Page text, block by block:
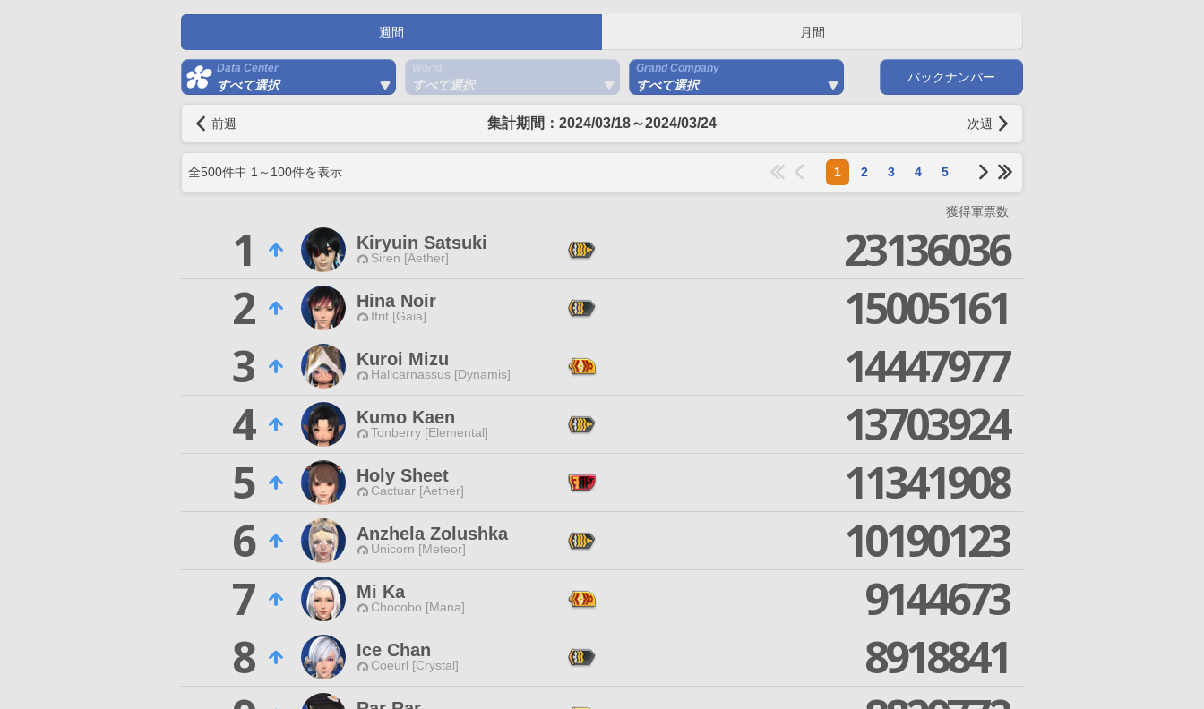
週間 月間
Data Center
すべて選択 すべて選択
Grand Company
すべて選択
バックナンバー
前週 集計期間：2024/03/18～2024/03/24 次週
全500件中 1 ～ 100件を表示 1 2 3 4 5
獲得軍票数
1 Kiryuin Satsuki
Siren [Aether]
23136036
2
Hina Noir
Ifrit [Gaia]
15005161
3
Kuroi Mizu
Halicarnassus [Dynamis]
14447977
4
Kumo Kaen
Tonberry [Elemental]
13703924
5
Holy Sheet
Cactuar [Aether]
11341908
6
Anzhela Zolushka
Unicorn [Meteor]
10190123
7
Mi Ka
Chocobo [Mana]
9144673
8
Ice Chan
Coeurl [Crystal]
8918841